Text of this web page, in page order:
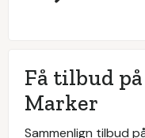
Få tilbud
Marker
Sammenlign tilbud